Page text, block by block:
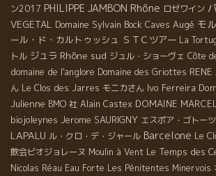
ン2017 PHILIPPE JAMBON Rhône ロゼワイン
VEGETAL Domaine Sylvain Bock Caves Augé モ
ール・ド・カルトゥッシュ ＳＴＣツアー La
トル ジュラ Rhône sud ジュル・ショーヴェ Côte
domaine de l'anglore Domaine des Griottes
ん Le Clos des Jarres モニカさん Ivo Ferreira
Julienne BMO 社 Alain Castex DOMAINE
biojoleynes Jerome SAURIGNY エスポア・ゴトー
LAPALU ル・クロ・デ・ジャール Barcelone Le
飲会ビオジョレーヌ Moulin à Vent Le Temps des
Nicolas Réau Eau Forte Les Pénitentes Minervois